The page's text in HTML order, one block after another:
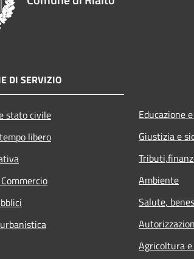
DI SERVIZIO
stato civile
libero
Educazione
Giustizia e
Ambiente
Salute,
Agricoltura e